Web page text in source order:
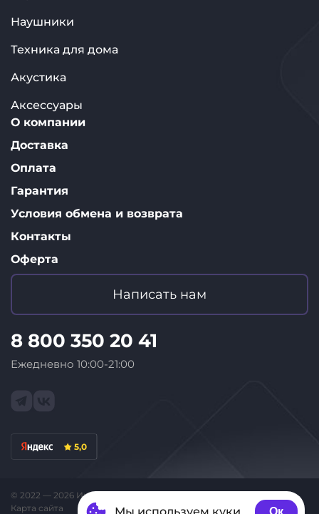
Ок
Написать нам
8 800 350 20 41
Ежедневно 10:00-21:00
5,0
Наушники
Техника для дома
Акустика
Аксессуары
О компании
Доставка
Оплата
Гарантия
Условия обмена и возврата
Контакты
Оферта
© 2022 — 2026 Интернет-магазин «ID Store»
Карта сайта